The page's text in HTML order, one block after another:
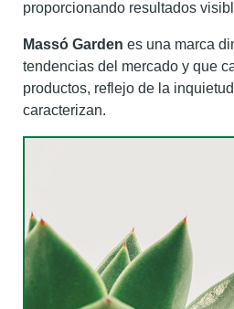
proporcionando resultados
Massó Garden es una marca
tendencias del mercado y que
productos, reflejo de la
caracterizan.